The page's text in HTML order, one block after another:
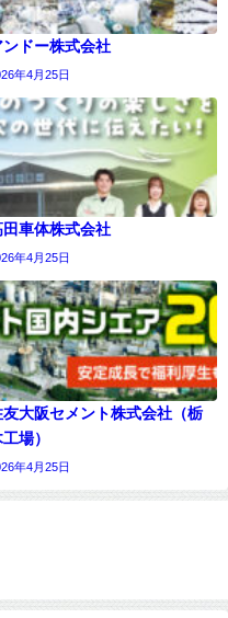
ンドー株式会社
年4月25日
田車体株式会社
年4月25日
友大阪セメント株式会社（栃
場）
年4月25日